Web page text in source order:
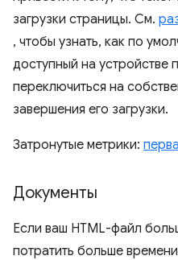
загрузки страницы. См.
, чтобы узнать, как по
доступный на устройстве
переключиться на
завершения его загрузки.
Затронутые метрики:
Документы
Если ваш HTML-файл
потратить больше